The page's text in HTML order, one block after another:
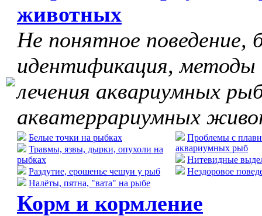
животных
Не понятное поведение,
идентификация, методы
лечения аквариумных
акватеррариумных
Белые точки на рыбках
Травмы, язвы, дырки, опухоли на
рыбках
Раздутие, ерошенье чешуи у рыб
Налёты, пятна, "вата" на рыбе
Проблемы с
аквариумных рыб
Нитевидные
Нездоровое
Корм и кормление